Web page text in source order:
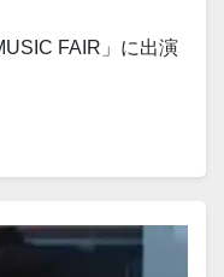
FAIR」に出演